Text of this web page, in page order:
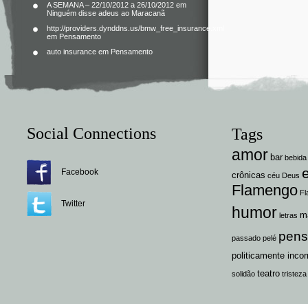
A SEMANA – 22/10/2012 a 26/10/2012 em
Ninguém disse adeus ao Maracanã
http://providers.dynddns.us/bmw_free_insurance.xml
em Pensamento
auto insurance em Pensamento
Social Connections
Facebook
Twitter
Tags
amor bar bebida
crônicas céu Deus
Flamengo
humor letras
passado pelé
politicamente
solidão teatro tristeza